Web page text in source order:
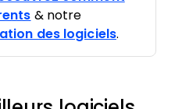
& notre
des logiciels.